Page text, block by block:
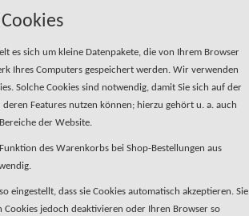
es sich um kleine Datenpakete, die von Ihrem Browser
Ihres Computers gespeichert werden. Wir verwenden
Solche Cookies sind notwendig, damit Sie sich auf der
Features nutzen können; hierzu gehört u. a. auch
der Website.
des Warenkorbs bei Shop-Bestellungen aus
eingestellt, dass sie Cookies automatisch akzeptieren. Sie
Cookies jedoch deaktivieren oder Ihren Browser so